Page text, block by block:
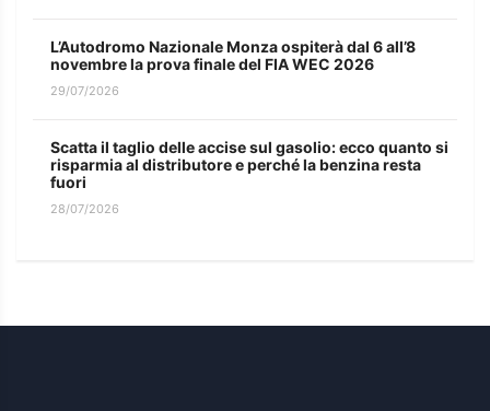
L’Autodromo Nazionale Monza ospiterà dal 6 all’8
novembre la prova finale del FIA WEC 2026
29/07/2026
Scatta il taglio delle accise sul gasolio: ecco quanto si
risparmia al distributore e perché la benzina resta
fuori
28/07/2026